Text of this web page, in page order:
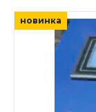
новинка